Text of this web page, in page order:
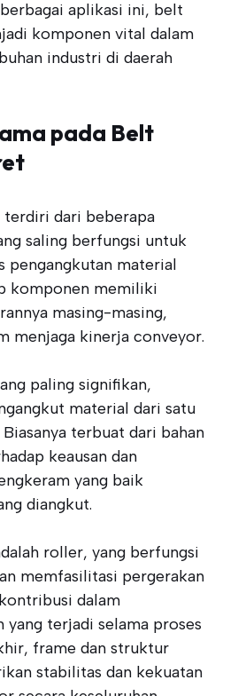
aplikasi ini, belt
komponen vital dalam
industri di daerah
pada Belt
dari beberapa
saling berfungsi untuk
pengangkutan material
komponen memiliki
masing-masing,
menjaga kinerja conveyor.
paling signifikan,
material dari satu
terbuat dari bahan
keausan dan
yang baik
diangkut.
roller, yang berfungsi
memfasilitasi pergerakan
dalam
yang terjadi selama proses
frame dan struktur
stabilitas dan kekuatan